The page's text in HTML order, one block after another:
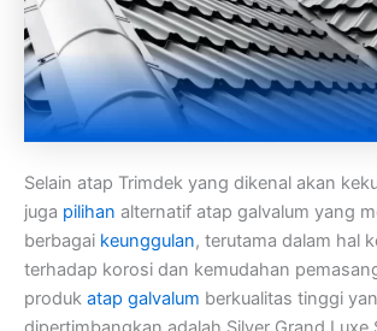
Selain atap Trimdek yang dikenal akan
juga pilihan alternatif atap galvalum yang
berbagai keunggulan, terutama dalam hal
terhadap korosi dan kemudahan
produk atap galvalum berkualitas tinggi